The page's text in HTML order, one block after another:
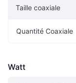
Taille coaxiale
Quantité Coaxiale
Watt